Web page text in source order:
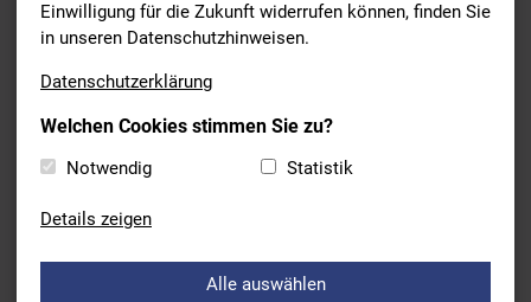
22.08.2021
PARALYMPISCHE SPIELE 2021
Ab Mittwoch (25.08.2021) finden die Paralympischen Spiele im
Schwimmen statt. Mit dabei sind Taliso Engel und Josia Topf.
Die Wettkampfstrecken von Josia und Taliso findet ihr
Einwilligung für die Zukunft widerrufen können, finden Sie
in unseren Datenschutzhinweisen.
Datenschutzerklärung
Welchen Cookies stimmen Sie zu?
Notwendig Statistik
Details zeigen
Alle auswählen